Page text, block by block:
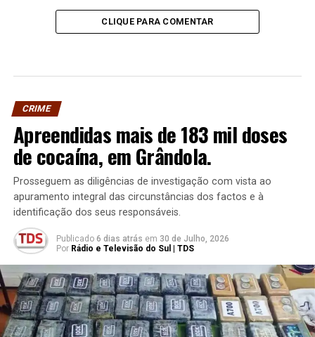
CLIQUE PARA COMENTAR
CRIME
Apreendidas mais de 183 mil doses
de cocaína, em Grândola.
Prosseguem as diligências de investigação com vista ao
apuramento integral das circunstâncias dos factos e à
identificação dos seus responsáveis.
Publicado 6 dias atrás em 30 de Julho, 2026
Por Rádio e Televisão do Sul | TDS